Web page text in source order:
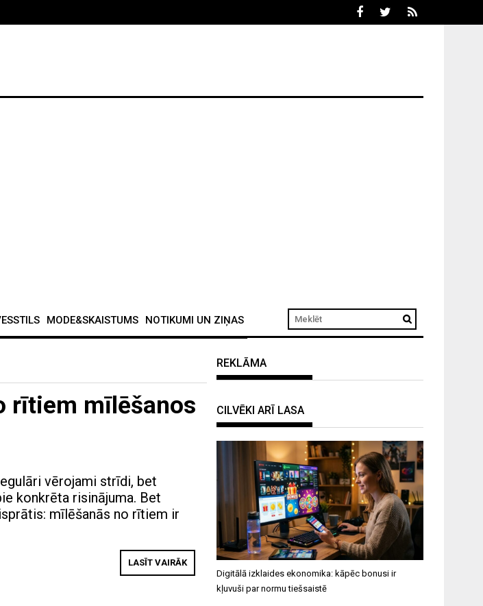
MODE&SKAISTUMS NOTIKUMI UN ZIŅAS
rītiem mīlēšanos
vērojami strīdi, bet
konkrēta risinājuma. Bet
mīlēšanās no rītiem ir
LASĪT VAIRĀK
REKLĀMA
CILVĒKI ARĪ LASA
Digitālā izklaides ekonomika: kāpēc bonusi ir
kļuvuši par normu tiešsaistē